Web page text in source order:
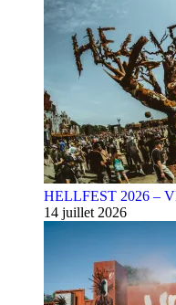
HELLFEST 2026 –
14 juillet 2026